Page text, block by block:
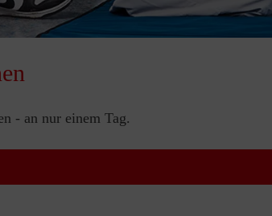
- an nur einem Tag.